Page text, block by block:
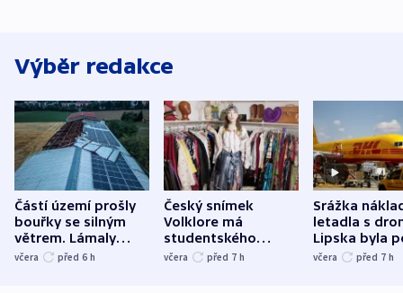
Výběr redakce
Částí území prošly
bouřky se silným
větrem. Lámaly
stromy a poničily
včera před 6 h
Český snímek
Volklore má
studentského
Oscara, zabojuje o
včera před 7 h
Srážka
letadla s
Lipska byla
německého
včera před 7 h